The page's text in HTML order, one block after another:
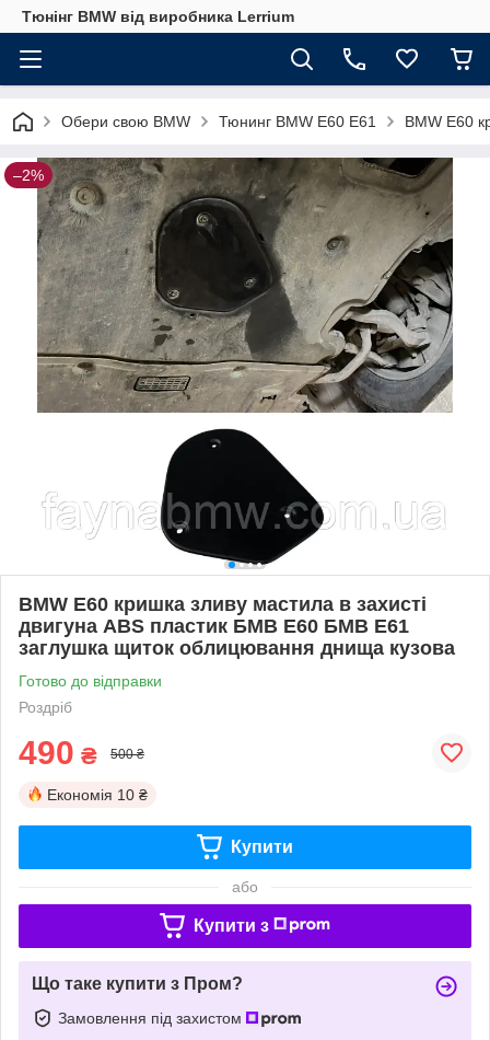
Тюнінг BMW від виробника Lerrium
Обери свою BMW Тюнинг BMW E60 E61 BMW E60
–2%
BMW E60 кришка зливу мастила в захисті
двигуна ABS пластик БМВ Е60 БМВ Е61
заглушка щиток облицювання днища кузова
Готово до відправки
Роздріб
490 ₴ 500 ₴
Економія 10 ₴
Купити
або
Купити з
Що таке купити з Пром?
Замовлення під захистом